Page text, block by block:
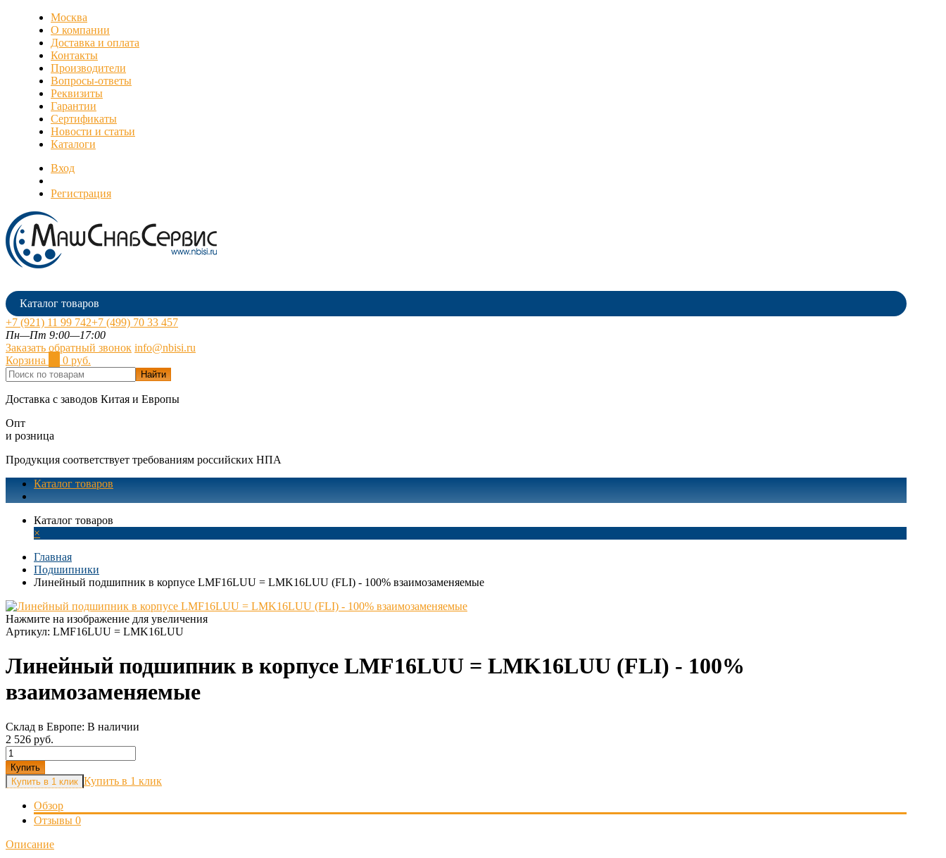
Москва
О компании
Доставка и оплата
Контакты
Производители
Вопросы-ответы
Реквизиты
Гарантии
Сертификаты
Новости и статьи
Каталоги
Вход
Регистрация
Каталог товаров
+7 (921) 11 99 742+7 (499) 70 33 457
Пн—Пт 9:00—17:00
Заказать обратный звонок info@nbisi.ru
Корзина
0 руб.
Найти
Доставка с заводов Китая и Европы
Опт
и розница
Продукция соответствует требованиям российских НПА
Каталог товаров
Каталог товаров
×
Главная
Подшипники
Линейный подшипник в корпусе LMF16LUU = LMK16LUU (FLI) - 100% взаимозаменяемые
Нажмите на изображение для увеличения
Артикул: LMF16LUU = LMK16LUU
Линейный подшипник в корпусе LMF16LUU = LMK16LUU (FLI) - 100%
взаимозаменяемые
Склад в Европе: В наличии
2 526 руб.
Купить
Купить в 1 клик
Обзор
Отзывы 0
Описание